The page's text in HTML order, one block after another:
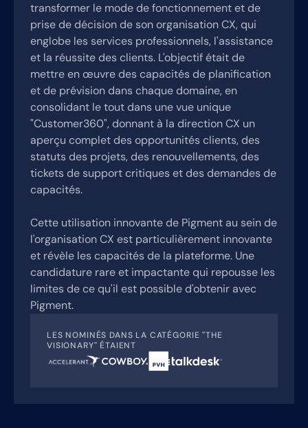
transformer le mode de fonctionnement et de
prise de décision de son organisation CX, qui
englobe les services professionnels, l'assistance
et la réussite des clients. L'objectif était de
mettre en œuvre des capacités de planification
et de prévision dans chaque domaine, en
consolidant le tout dans une vue unique
"Customer360", donnant à la direction CX un
aperçu complet des opportunités clients, des
statuts des projets, des renouvellements, des
tickets de support critiques et des demandes de
capacités.
Cette utilisation innovante de Pigment au sein de
l'organisation CX est particulièrement innovante
et révèle les capacités de la plateforme. Une
candidature rare et impactante qui repousse les
limites de ce qu'il est possible d'obtenir avec
Pigment.
LES NOMINÉS DANS LA CATÉGORIE "THE
VISIONARY" ÉTAIENT